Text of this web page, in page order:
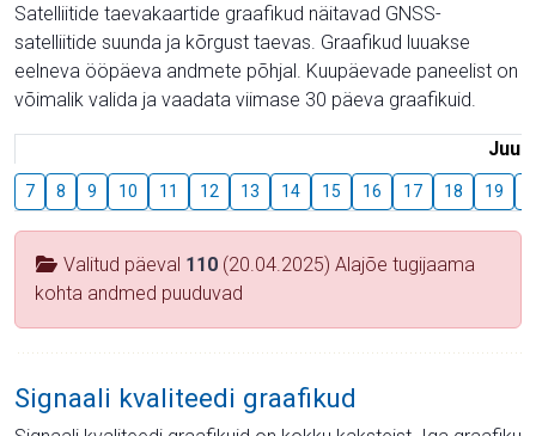
Satelliitide taevakaartide graafikud näitavad GNSS-
satelliitide suunda ja kõrgust taevas. Graafikud luuakse
eelneva ööpäeva andmete põhjal. Kuupäevade paneelist on
võimalik valida ja vaadata viimase 30 päeva graafikuid.
Juuli
7 8 9 10 11 12 13 14 15 16 17 18 19
Valitud päeval 110 (20.04.2025) Alajõe tugijaama
kohta andmed puuduvad
Signaali kvaliteedi graafikud